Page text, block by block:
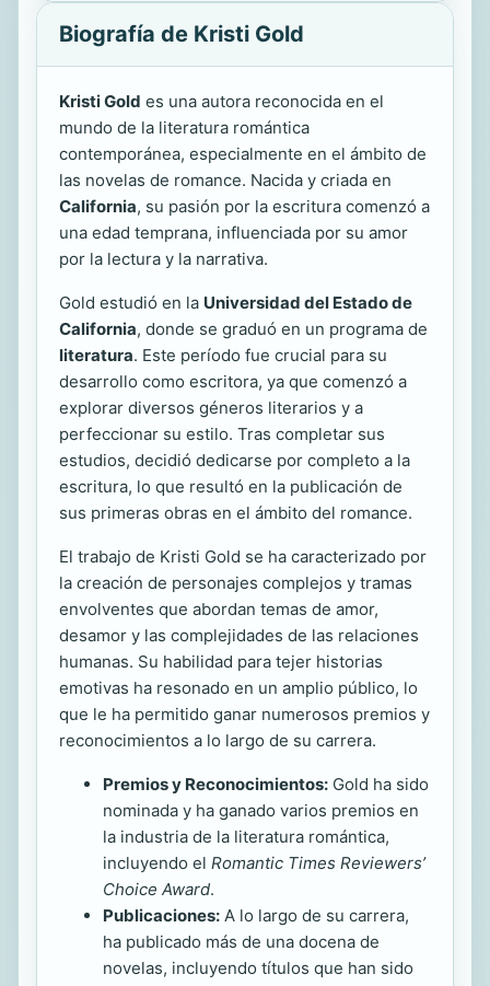
Biografía de Kristi Gold
Kristi Gold es una autora reconocida en el
mundo de la literatura romántica
contemporánea, especialmente en el ámbito de
las novelas de romance. Nacida y criada en
California, su pasión por la escritura comenzó a
una edad temprana, influenciada por su amor
por la lectura y la narrativa.
Gold estudió en la Universidad del Estado de
California, donde se graduó en un programa de
literatura. Este período fue crucial para su
desarrollo como escritora, ya que comenzó a
explorar diversos géneros literarios y a
perfeccionar su estilo. Tras completar sus
estudios, decidió dedicarse por completo a la
escritura, lo que resultó en la publicación de
sus primeras obras en el ámbito del romance.
El trabajo de Kristi Gold se ha caracterizado por
la creación de personajes complejos y tramas
envolventes que abordan temas de amor,
desamor y las complejidades de las relaciones
humanas. Su habilidad para tejer historias
emotivas ha resonado en un amplio público, lo
que le ha permitido ganar numerosos premios y
reconocimientos a lo largo de su carrera.
Premios y Reconocimientos: Gold ha sido
nominada y ha ganado varios premios en
la industria de la literatura romántica,
incluyendo el Romantic Times Reviewers’
Choice Award.
Publicaciones: A lo largo de su carrera,
ha publicado más de una docena de
novelas, incluyendo títulos que han sido